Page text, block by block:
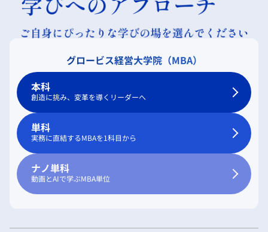
グロービス経営大学院（MBA）
本科
創造に挑み、変革を導くリーダーへ
単科
実務に直結するMBAを1科目から
ナノ単科
動画とAIで学ぶMBA単位